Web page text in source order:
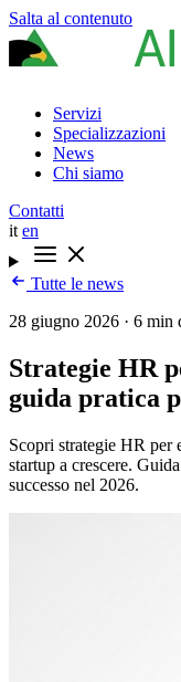
Salta al contenuto
Servizi
Specializzazioni
News
Chi siamo
Contatti
it en
Tutte le news
28 giugno 2026 · 6 min
Strategie HR
guida pratica
Scopri strategie HR per
startup a crescere.
successo nel 2026.